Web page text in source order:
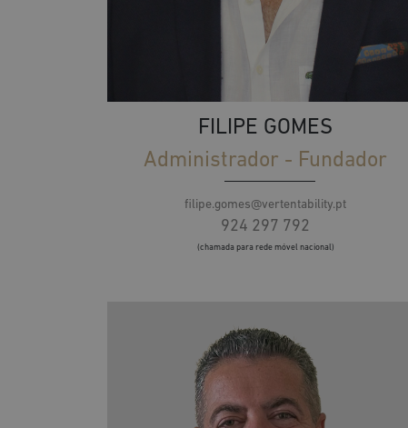
FILIPE GOMES
Administrador - Fundador
filipe.gomes@vertentability.pt
924 297 792
(chamada para rede móvel nacional)